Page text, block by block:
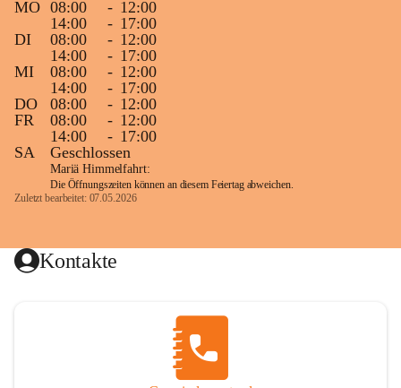
MO 08:00 - 12:00
14:00
- 17:00
DI
08:00 - 12:00
14:00
- 17:00
MI
08:00 - 12:00
14:00
- 17:00
DO
08:00 - 12:00
FR
08:00 - 12:00
14:00
- 17:00
SA
Geschlossen
Mariä Himmelfahrt:
Die Öffnungszeiten können an diesem Feiertag abweichen.
Zuletzt bearbeitet: 07.05.2026
Kontakte